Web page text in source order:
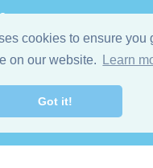
cookies to ensure you
on our website.
Learn
Got it!